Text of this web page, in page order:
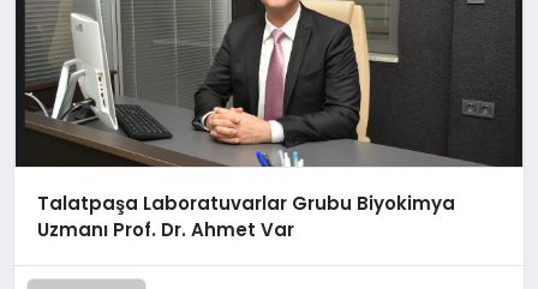
Talatpaşa Laboratuvarlar Grubu Biyokimya
Uzmanı Prof. Dr. Ahmet Var